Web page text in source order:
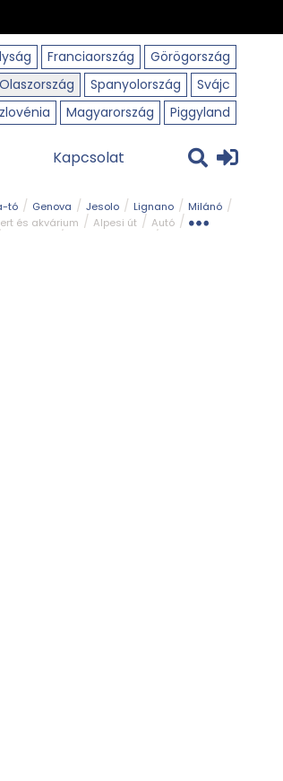
Franciaország
Görögország
Olaszország Spanyolország
Svájc
Magyarország Piggyland
Kapcsolat
tó Genova Jesolo Lignano
Milánó
és akvárium Alpesi út
Autó